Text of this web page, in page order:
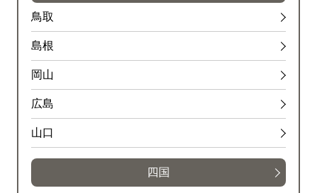
鳥取
島根
岡山
広島
山口
四国